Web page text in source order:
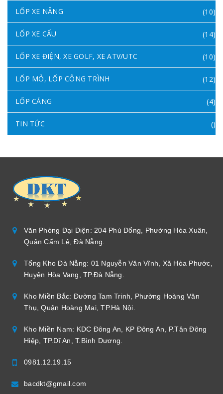
LỐP XE NÂNG (10)
LỐP XE CẨU (14)
LỐP XE ĐIỆN, XE GOLF, XE ATV/UTC (10)
LỐP MỎ, LỐP CÔNG TRÌNH (12)
LỐP CẢNG (4)
TIN TỨC ()
Văn Phòng Đại Diện: 204 Phù Đổng, Phường Hòa Xuân,
Quận Cẩm Lệ, Đà Nẵng.
Tổng Kho Đà Nẵng: 01 Nguyễn Văn Vĩnh, Xã Hòa Phước,
Huyện Hòa Vang, TP.Đà Nẵng.
Kho Miền Bắc: Đường Tam Trinh, Phường Hoàng Văn
Thụ, Quận Hoàng Mai, TP.Hà Nội.
Kho Miền Nam: KDC Đông An, KP Đông An, P.Tân Đông
Hiệp, TP.Dĩ An, T.Bình Dương.
0981.12.19.15
bacdkt@gmail.com